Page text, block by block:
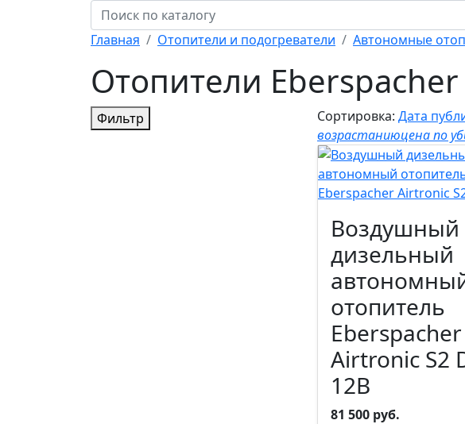
Главная Отопители и подогреватели Автономные
Отопители
Фильтр Сортировка: Дата
возрастаниюцена по
Воздушный
дизельный
отопитель
Eberspacher
Airtronic S2
12В
81 500 руб.